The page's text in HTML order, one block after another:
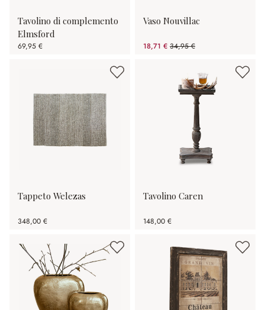
Tavolino di complemento
Elmsford
69,95 €
Vaso Nouvillac
18,71 € 34,95 €
(risparmio 46.47%)
Tappeto Welezas
348,00 €
Tavolino Caren
148,00 €